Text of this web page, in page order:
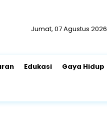
Jumat, 07 Agustus 2026
Edukasi Gaya Hidup